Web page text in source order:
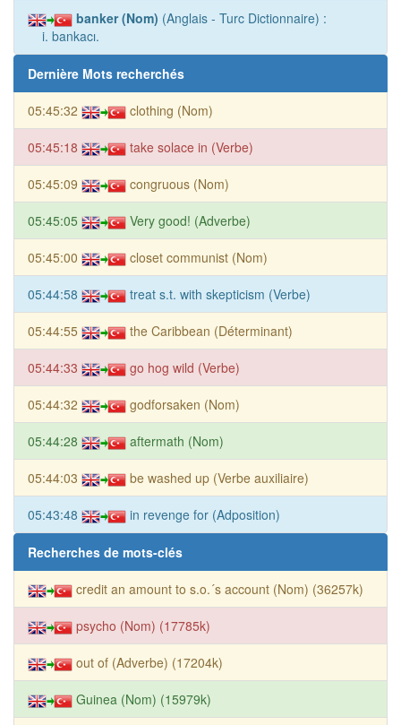
banker (Nom) (Anglais - Turc Dictionnaire) :
i. bankacı.
Dernière Mots recherchés
05:45:32 clothing (Nom)
05:45:18 take solace in (Verbe)
05:45:09 congruous (Nom)
05:45:05 Very good! (Adverbe)
05:45:00 closet communist (Nom)
05:44:58 treat s.t. with skepticism (Verbe)
05:44:55 the Caribbean (Déterminant)
05:44:33 go hog wild (Verbe)
05:44:32 godforsaken (Nom)
05:44:28 aftermath (Nom)
05:44:03 be washed up (Verbe auxiliaire)
05:43:48 in revenge for (Adposition)
Recherches de mots-clés
credit an amount to s.o.´s account (Nom) (36257k)
psycho (Nom) (17785k)
out of (Adverbe) (17204k)
Guinea (Nom) (15979k)